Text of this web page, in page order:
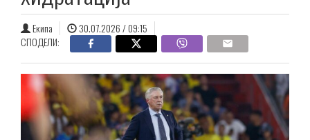
Екипа
30.07.2026 / 09:15
СПОДЕЛИ: